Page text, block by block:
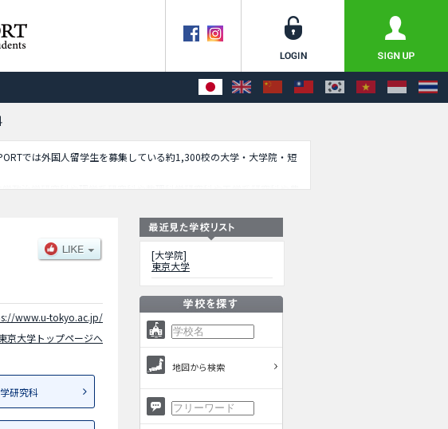
では外国人留学生を募集している約1,300校の大学・大学院・短
政治学研究科や理学系研究科や数理科学研究科や工学系研究科や農
に必要な情報を掲載しているので是非ご利用ください。
www.u-tokyo.ac.jp/
京大学トップページへ
研究科
[大学院]
東京大学
地図から検索